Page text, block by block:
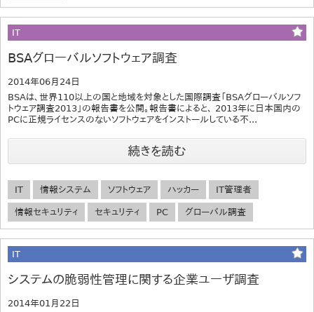
IT
BSAグローバルソフトウェア調査
2014年06月24日
BSAは、世界110以上の国と地域を対象とした国際調査「BSAグローバルソフ
トウェア調査2013」の報告書を公開。報告書によると、 2013年に日本国内の
PCに正規ライセンスのないソフトウェアをインストールしている不...
続きを読む
IT 情報システム ソフトウェア ハッカー IT管理者
情報セキュリティ セキュリティ PC グローバル調査
IT
システムの脆弱性管理に関する企業ユーザ調査
2014年01月22日